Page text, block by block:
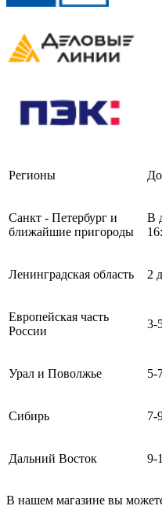
Регионы
Санкт - Петербург и
ближайшие пригороды
В
Ленинградская область 2
Европейская часть
России
3-
Урал и Поволжье 5-
Сибирь 7-
Дальний Восток 9-
В нашем магазине вы